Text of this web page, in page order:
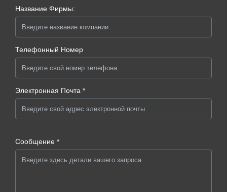
Название Фирмы:
Телефонный Номер
Электронная Почта *
Сообщение *